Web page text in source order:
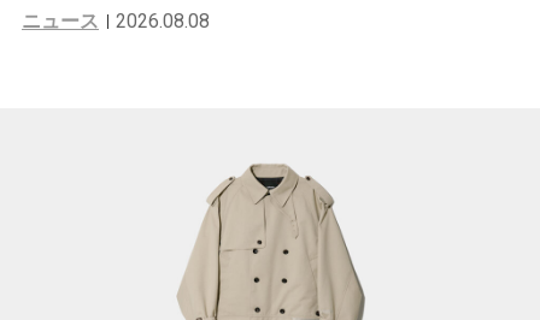
ニュース
2026.08.08